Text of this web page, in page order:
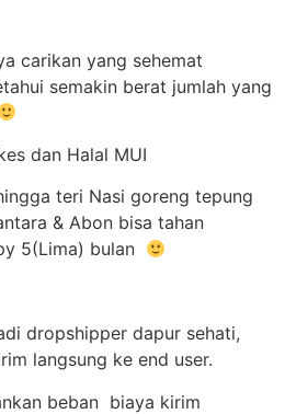
carikan yang sehemat
semakin berat jumlah yang
dan Halal MUI
teri Nasi goreng tepung
& Abon bisa tahan
5(Lima) bulan
dropshipper dapur sehati,
langsung ke end user.
beban biaya kirim